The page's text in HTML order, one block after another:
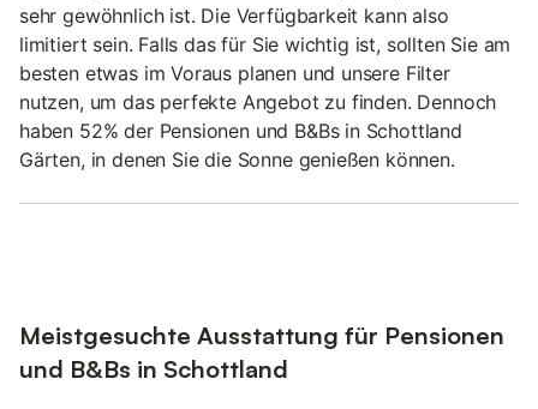
sehr gewöhnlich ist. Die Verfügbarkeit kann also
limitiert sein. Falls das für Sie wichtig ist, sollten Sie am
besten etwas im Voraus planen und unsere Filter
nutzen, um das perfekte Angebot zu finden. Dennoch
haben 52% der Pensionen und B&Bs in Schottland
Gärten, in denen Sie die Sonne genießen können.
Meistgesuchte Ausstattung für Pensionen
und B&Bs in Schottland